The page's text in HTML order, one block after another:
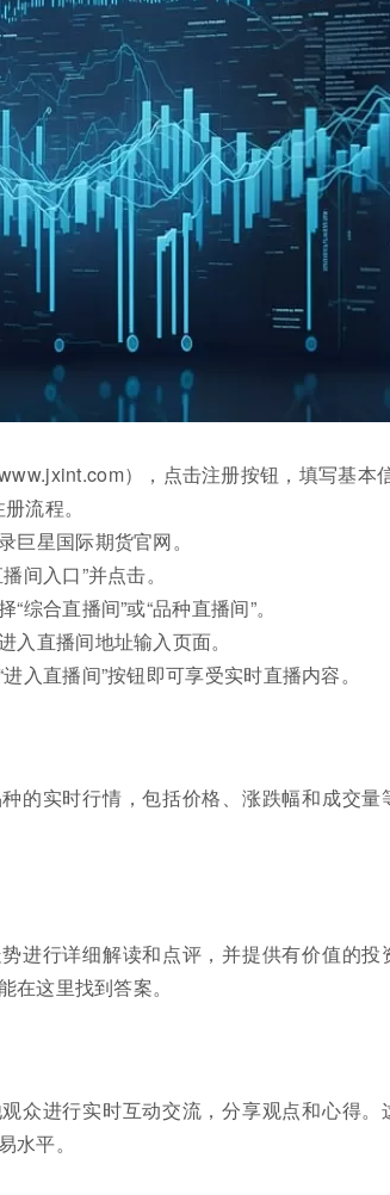
），点击注册按钮，填写基本
流程。
巨星国际期货官网。
间入口”并点击。
综合直播间”或“品种直播间”。
直播间地址输入页面。
入直播间”按钮即可享受实时直播内容。
的实时行情，包括价格、涨跌幅和成交量
进行详细解读和点评，并提供有价值的投
这里找到答案。
众进行实时互动交流，分享观点和心得。
平。